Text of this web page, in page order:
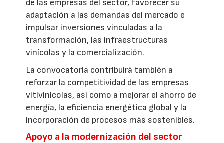
de las empresas del sector, favorecer su
adaptación a las demandas del mercado e
impulsar inversiones vinculadas a la
transformación, las infraestructuras
vinícolas y la comercialización.
La convocatoria contribuirá también a
reforzar la competitividad de las empresas
vitivinícolas, así como a mejorar el ahorro de
energía, la eficiencia energética global y la
incorporación de procesos más sostenibles.
Apoyo a la modernización del sector